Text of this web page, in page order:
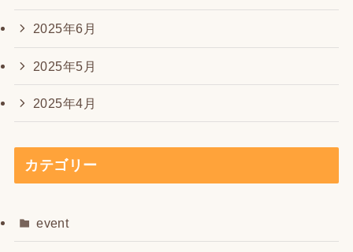
2025年6月
2025年5月
2025年4月
カテゴリー
event